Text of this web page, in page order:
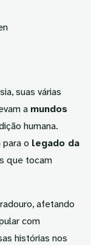
suas várias
a mundos
humana.
o legado da
que tocam
afetando
com
histórias nos